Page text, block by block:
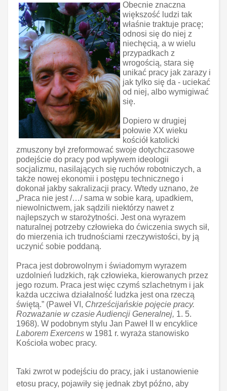
Obecnie znaczna
większość ludzi tak
właśnie traktuje pracę;
odnosi się do niej z
niechęcią, a w wielu
przypadkach z
wrogością, stara się
unikać pracy jak zarazy i
jak tylko się da - uciekać
od niej, albo wymigiwać
się.
Dopiero w drugiej
połowie XX wieku
kościół katolicki
zmuszony był zreformować swoje dotychczasowe
podejście do pracy pod wpływem ideologii
socjalizmu, nasilających się ruchów robotniczych, a
także nowej ekonomii i postępu technicznego i
dokonał jakby sakralizacji pracy. Wtedy uznano, że
„Praca nie jest /…/ sama w sobie karą, upadkiem,
niewolnictwem, jak sądzili niektórzy nawet z
najlepszych w starożytności. Jest ona wyrazem
naturalnej potrzeby człowieka do ćwiczenia swych sił,
do mierzenia ich trudnościami rzeczywistości, by ją
uczynić sobie poddaną.
Praca jest dobrowolnym i świadomym wyrazem
uzdolnień ludzkich, rąk człowieka, kierowanych przez
jego rozum. Praca jest więc czymś szlachetnym i jak
każda uczciwa działalność ludzka jest ona rzeczą
świętą.” (Paweł VI, Chrześcijańskie pojęcie pracy.
Rozważanie w czasie Audiencji Generalnej, 1. 5.
1968). W podobnym stylu Jan Paweł II w encyklice
Laborem Exercens w 1981 r. wyraża stanowisko
Kościoła wobec pracy.
Taki zwrot w podejściu do pracy, jak i ustanowienie
etosu pracy, pojawiły się jednak zbyt późno, aby